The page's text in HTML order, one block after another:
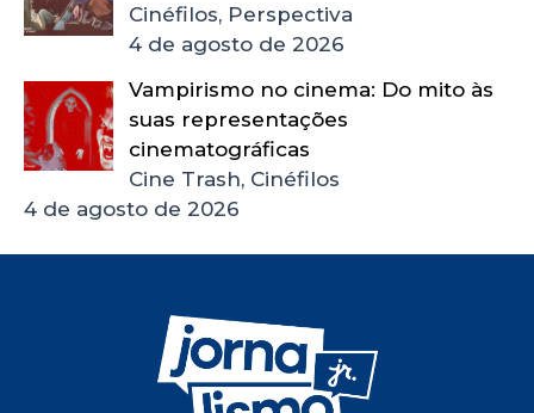
Cinéfilos, Perspectiva
4 de agosto de 2026
Vampirismo no cinema: Do mito às
suas representações
cinematográficas
Cine Trash, Cinéfilos
4 de agosto de 2026